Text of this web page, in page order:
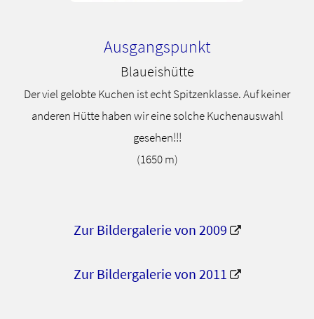
Ausgangspunkt
Blaueishütte
Der viel gelobte Kuchen ist echt Spitzenklasse. Auf keiner
anderen Hütte haben wir eine solche Kuchenauswahl
gesehen!!!
(1650 m)
Zur Bildergalerie von 2009
Zur Bildergalerie von 2011